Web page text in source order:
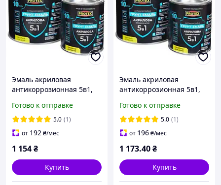
Эмаль акриловая
антикоррозионная 5в1,
PROTEX RAL7016 - 2,4 кг
Готово к отправке
5.0 (1)
от 192₴/мес
1 154₴
Купить
Эмаль акриловая
антикоррозионная 5в1,
RAL7024 - 2,4 кг
Готово к отправке
5.0 (1)
от 196₴/мес
1 173.40₴
Купить